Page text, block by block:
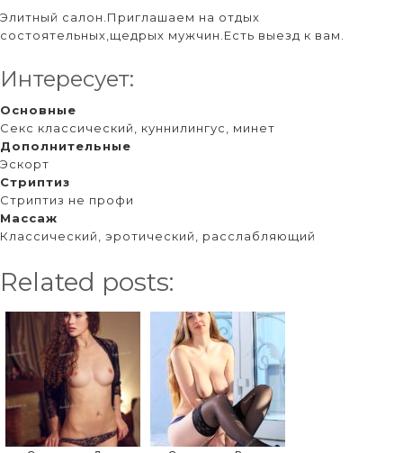
Элитный салон.Приглашаем на отдых
состоятельных,щедрых мужчин.Есть выезд к вам.
Интересует:
Основные
Секс классический, куннилингус, минет
Дополнительные
Эскорт
Стриптиз
Стриптиз не профи
Массаж
Классический, эротический, расслабляющий
Related posts: